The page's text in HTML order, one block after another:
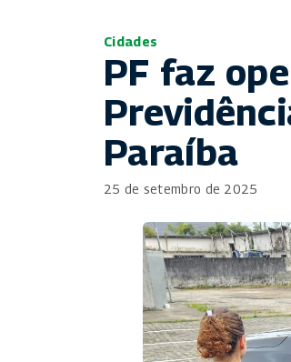
Cidades
PF faz
Paraíba
25 de setembro de 2025